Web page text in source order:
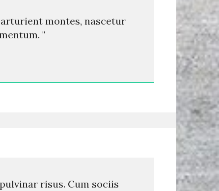
montes, nascetur
"
risus. Cum sociis